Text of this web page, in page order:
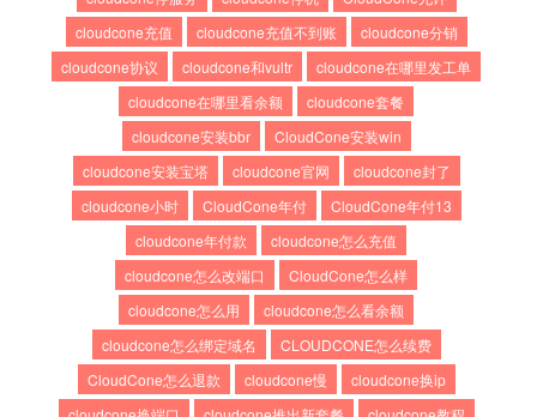
cloudcone充值
cloudcone充值不到账
cloudcone分销
cloudcone协议
cloudcone和vultr
cloudcone在哪里发工单
cloudcone在哪里看余额
cloudcone套餐
cloudcone安装bbr
CloudCone安装win
cloudcone安装宝塔
cloudcone官网
cloudcone封了
cloudcone小时
CloudCone年付
CloudCone年付13
cloudcone年付款
cloudcone怎么充值
cloudcone怎么改端口
CloudCone怎么样
cloudcone怎么用
cloudcone怎么看余额
cloudcone怎么绑定域名
CLOUDCONE怎么续费
CloudCone怎么退款
cloudcone慢
cloudcone换ip